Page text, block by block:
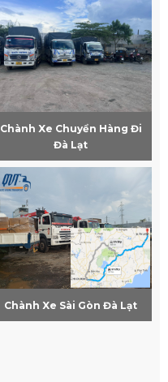
Chành Xe Chuyển Hàng Đi
Đà Lạt
Chành Xe Sài Gòn Đà Lạt